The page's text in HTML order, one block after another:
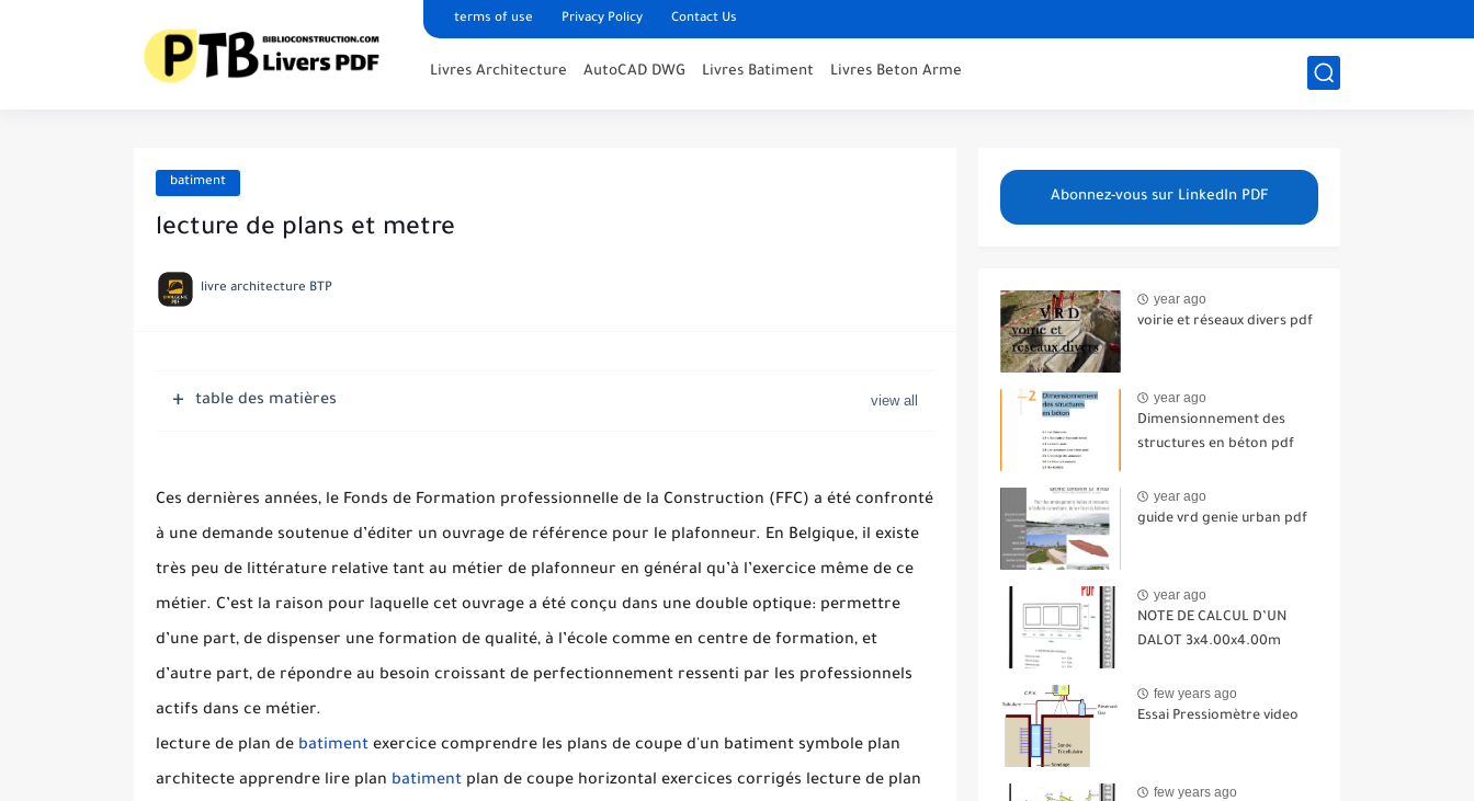
terms of use Privacy Policy Contact Us
Livres Architecture AutoCAD DWG Livres Batiment Livres Beton Arme
batiment
lecture de plans et metre
livre architecture BTP
table des matières
Ces dernières années, le Fonds de Formation professionnelle de la Construction (FFC) a été confronté
à une demande soutenue d’éditer un ouvrage de référence pour le plafonneur. En Belgique, il existe
très peu de littérature relative tant au métier de plafonneur en général qu’à l’exercice même de ce
métier. C’est la raison pour laquelle cet ouvrage a été conçu dans une double optique: permettre
d’une part, de dispenser une formation de qualité, à l’école comme en centre de formation, et
d’autre part, de répondre au besoin croissant de perfectionnement ressenti par les professionnels
actifs dans ce métier.
lecture de plan de batiment exercice comprendre les plans de coupe d'un batiment symbole plan
architecte apprendre lire plan batiment plan de coupe horizontal exercices corrigés lecture de plan
Abonnez-vous sur LinkedIn PDF
year ago
voirie et réseaux divers pdf
year ago
Dimensionnement des
structures en béton pdf
year ago
guide vrd genie urban pdf
year ago
NOTE DE CALCUL D’UN
DALOT 3x4.00x4.00m
few years ago
Essai Pressiomètre video
few years ago